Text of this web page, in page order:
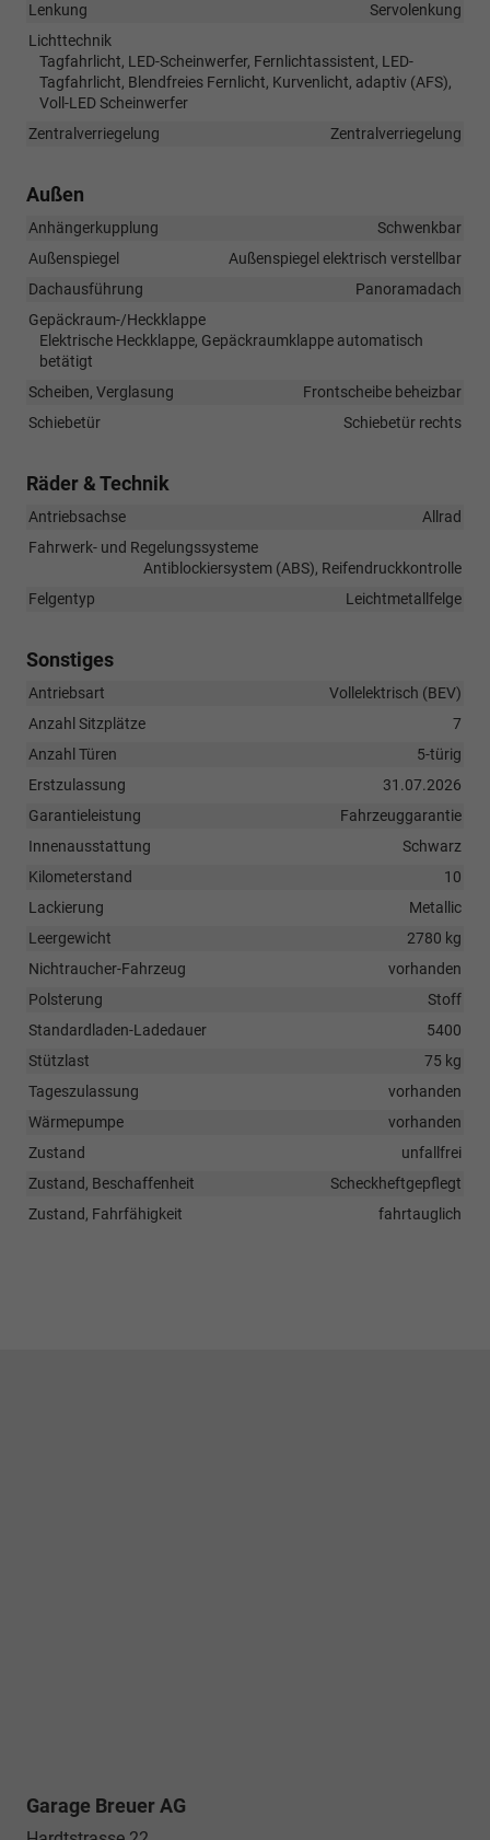
Lenkung
Servolenkung
Lichttechnik
Tagfahrlicht, LED-Scheinwerfer, Fernlichtassistent, LED-
Tagfahrlicht, Blendfreies Fernlicht, Kurvenlicht, adaptiv (AFS),
Voll-LED Scheinwerfer
Zentralverriegelung
Zentralverriegelung
Außen
Anhängerkupplung
Schwenkbar
Außenspiegel
Außenspiegel elektrisch verstellbar
Dachausführung
Panoramadach
Gepäckraum-/Heckklappe
Elektrische Heckklappe, Gepäckraumklappe automatisch
betätigt
Scheiben, Verglasung
Frontscheibe beheizbar
Schiebetür
Schiebetür rechts
Räder & Technik
Antriebsachse
Allrad
Fahrwerk- und Regelungssysteme
Antiblockiersystem (ABS), Reifendruckkontrolle
Felgentyp
Leichtmetallfelge
Sonstiges
Antriebsart
Vollelektrisch (BEV)
Anzahl Sitzplätze
7
Anzahl Türen
5-türig
Erstzulassung
31.07.2026
Garantieleistung
Fahrzeuggarantie
Innenausstattung
Schwarz
Kilometerstand
10
Lackierung
Metallic
Leergewicht
2780 kg
Nichtraucher-Fahrzeug
vorhanden
Polsterung
Stoff
Standardladen-Ladedauer
5400
Stützlast
75 kg
Tageszulassung
vorhanden
Wärmepumpe
vorhanden
Zustand
unfallfrei
Zustand, Beschaffenheit
Scheckheftgepflegt
Zustand, Fahrfähigkeit
fahrtauglich
Garage Breuer AG